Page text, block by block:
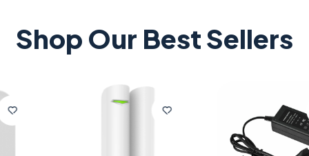
Shop Our Best Sellers